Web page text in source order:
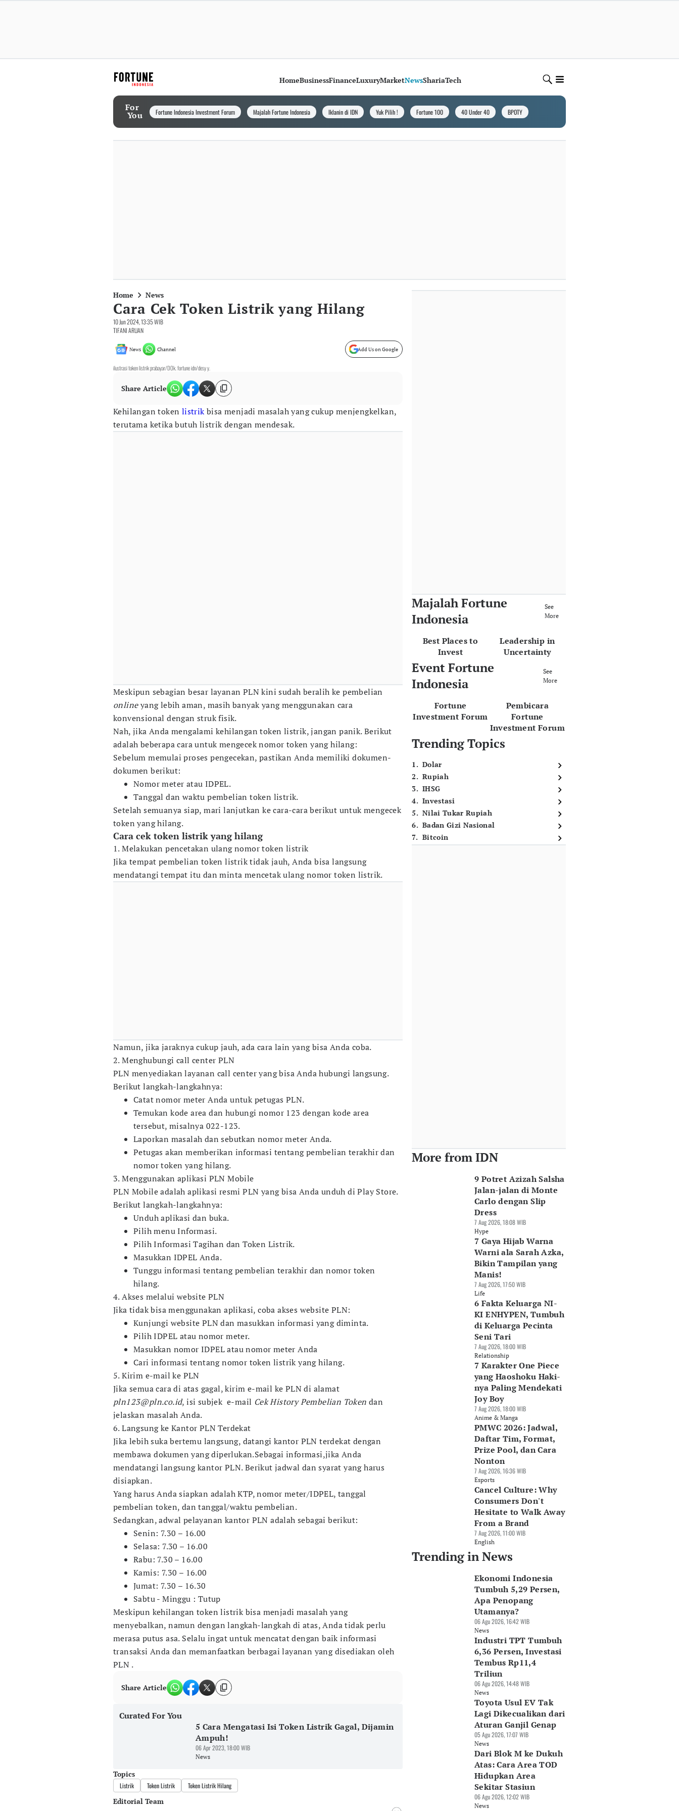
HomeBusinessFinanceLuxuryMarketNewsShariaTech
For
You Fortune Indonesia Investment Forum Majalah Fortune Indonesia Iklanin di IDN Yuk Pilih ! Fortune 100 40 Under 40 BPOTY
Home News
Cara Cek Token Listrik yang Hilang
10 Jun 2024, 13:35 WIB
TIFANI ARUAN
News Channel Add Us on Google
ilustrasi token listrik prabayar/DOk. fortune idn/desy y.
Share Article
Kehilangan token listrikbisa menjadi masalah yang cukup menjengkelkan,
terutama ketika butuh listrik dengan mendesak.
Meskipun sebagian besar layanan PLN kini sudah beralih ke pembelian
onlineyang lebih aman, masih banyak yang menggunakan cara
konvensional dengan struk fisik.
Nah, jika Anda mengalami kehilangan token listrik, jangan panik. Berikut
adalah beberapa cara untuk mengecek nomor token yang hilang:
Sebelum memulai proses pengecekan, pastikan Anda memiliki dokumen-
dokumen berikut:
Nomor meter atau IDPEL.
Tanggal dan waktu pembelian token listrik.
Setelah semuanya siap, mari lanjutkan ke cara-cara berikut untuk mengecek
token yang hilang.
Cara cek token listrik yang hilang
1. Melakukan pencetakan ulang nomor token listrik
Jika tempat pembelian token listrik tidak jauh, Anda bisa langsung
mendatangi tempat itu dan minta mencetak ulang nomor token listrik.
Namun, jika jaraknya cukup jauh, ada cara lain yang bisa Anda coba.
2. Menghubungi call center PLN
PLN menyediakan layanan call center yang bisa Anda hubungi langsung.
Berikut langkah-langkahnya:
Catat nomor meter Anda untuk petugas PLN.
Temukan kode area dan hubungi nomor 123 dengan kode area
tersebut, misalnya 022-123.
Laporkan masalah dan sebutkan nomor meter Anda.
Petugas akan memberikan informasi tentang pembelian terakhir dan
nomor token yang hilang.
3. Menggunakan aplikasi PLN Mobile
PLN Mobile adalah aplikasi resmi PLN yang bisa Anda unduh di Play Store.
Berikut langkah-langkahnya:
Unduh aplikasi dan buka.
Pilih menu Informasi.
Pilih Informasi Tagihan dan Token Listrik.
Masukkan IDPEL Anda.
Tunggu informasi tentang pembelian terakhir dan nomor token
hilang.
4. Akses melalui website PLN
Jika tidak bisa menggunakan aplikasi, coba akses website PLN:
Kunjungi website PLN dan masukkan informasi yang diminta.
Pilih IDPEL atau nomor meter.
Masukkan nomor IDPEL atau nomor meter Anda
Cari informasi tentang nomor token listrik yang hilang.
5. Kirim e-mail ke PLN
Jika semua cara di atas gagal, kirim e-mail ke PLN di alamat
pln123@pln.co.id, isi subjek e-mail Cek History Pembelian Token dan
jelaskan masalah Anda.
6. Langsung ke Kantor PLN Terdekat
Jika lebih suka bertemu langsung, datangi kantor PLN terdekat dengan
membawa dokumen yang diperlukan.Sebagai informasi,jika Anda
mendatangi langsung kantor PLN. Berikut jadwal dan syarat yang harus
disiapkan.
Yang harus Anda siapkan adalah KTP, nomor meter/IDPEL, tanggal
pembelian token, dan tanggal/waktu pembelian.
Sedangkan, adwal pelayanan kantor PLN adalah sebagai berikut:
Senin: 7.30 – 16.00
Selasa: 7.30 – 16.00
Rabu: 7.30 – 16.00
Kamis: 7.30 – 16.00
Jumat: 7.30 – 16.30
Sabtu - Minggu : Tutup
Meskipun kehilangan token listrik bisa menjadi masalah yang
menyebalkan, namun dengan langkah-langkah di atas, Anda tidak perlu
merasa putus asa. Selalu ingat untuk mencatat dengan baik informasi
transaksi Anda dan memanfaatkan berbagai layanan yang disediakan oleh
PLN .
Share Article
Curated For You
5 Cara Mengatasi Isi Token Listrik Gagal, Dijamin
Ampuh!
06 Apr 2023, 18:00 WIB
News
Topics
Listrik Token Listrik Token Listrik Hilang
Editorial Team
Majalah Fortune
Indonesia
See
More
Best Places to
Invest
Leadership in
Uncertainty
Event Fortune
Indonesia
See
More
Fortune
Investment Forum
Pembicara
Fortune
Investment Forum
Trending Topics
1. Dolar
2. Rupiah
3. IHSG
4. Investasi
5. Nilai Tukar Rupiah
6. Badan Gizi Nasional
7. Bitcoin
More from IDN
9 Potret Azizah Salsha
Jalan-jalan di Monte
Carlo dengan Slip
Dress
7 Aug 2026, 18:08 WIB
Hype
7 Gaya Hijab Warna
Warni ala Sarah Azka,
Bikin Tampilan yang
Manis!
7 Aug 2026, 17:50 WIB
Life
6 Fakta Keluarga NI-
KI ENHYPEN, Tumbuh
di Keluarga Pecinta
Seni Tari
7 Aug 2026, 18:00 WIB
Relationship
7 Karakter One Piece
yang Haoshoku Haki-
nya Paling Mendekati
Joy Boy
7 Aug 2026, 18:00 WIB
Anime & Manga
PMWC 2026: Jadwal,
Daftar Tim, Format,
Prize Pool, dan Cara
Nonton
7 Aug 2026, 16:36 WIB
Esports
Cancel Culture: Why
Consumers Don't
Hesitate to Walk Away
From a Brand
7 Aug 2026, 11:00 WIB
English
Trending in News
Ekonomi Indonesia
Tumbuh 5,29 Persen,
Apa Penopang
Utamanya?
06 Agu 2026, 16:42 WIB
News
Industri TPT Tumbuh
6,36 Persen, Investasi
Tembus Rp11,4
Triliun
06 Agu 2026, 14:48 WIB
News
Toyota Usul EV Tak
Lagi Dikecualikan dari
Aturan Ganjil Genap
05 Agu 2026, 17:07 WIB
News
Dari Blok M ke Dukuh
Atas: Cara Area TOD
Hidupkan Area
Sekitar Stasiun
06 Agu 2026, 12:02 WIB
News